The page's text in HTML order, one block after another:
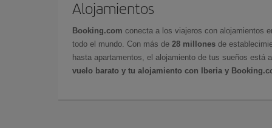
Alojamientos
Booking.com conecta a los viajeros con alojamientos
todo el mundo. Con más de 28 millones de
hasta apartamentos, el alojamiento de tus sueños está
vuelo barato y tu alojamiento con Iberia y